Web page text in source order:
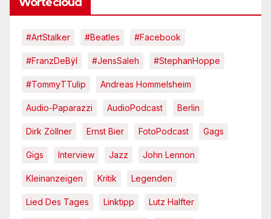
#ArtStalker #Beatles #Facebook
#FranzDeBÿl #JensSaleh #StephanHoppe
#TommyTTulip Andreas Hommelsheim
Audio-Paparazzi AudioPodcast Berlin
Dirk Zöllner Ernst Bier FotoPodcast Gags
Gigs Interview Jazz John Lennon
Kleinanzeigen Kritik Legenden
Lied Des Tages Linktipp Lutz Halfter